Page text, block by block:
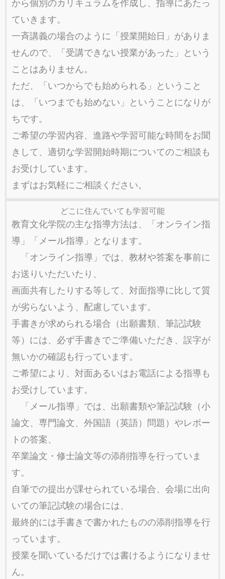
から個別のカリキュラムを作成し、指導にあたっ
ていきます。
一斉講義の場合のように「授業開始日」がありま
せんので、「受講できない授業があった」という
ことはありません。
ただ、「いつからでも始められる」ということ
は、「いつまでも始めない」ということになりが
ちです。
ご希望の学習内容、進路や学習可能な時間をお聞
きして、適切な学習開始時期についてのご相談も
お受けしています。
まずはお気軽にご相談ください。
どこに住んでいても学習可能
教育文化学院の主な指導方法は、「オンライン指
導」「メール指導」となります。
「オンライン指導」では、教材や答案を事前に
お送りいただいたり、
画面共有したりする等して、対面指導に比して質
が劣らないよう、配慮しています。
手書きが求められる場合（出願書類、筆記試験
等）には、必ず手書きでご準備いただき、誤字が
無いかの確認も行っています。
ご希望により、対面あるいはお電話による指導も
お受けしています。
「メール指導」では、出願書類や筆記試験（小
論文、専門論文、外国語（英語）問題）やレポー
トの答案、
卒業論文・修士論文等の添削指導を行っていま
す。
自筆での提出が課せられている場合、会場に出向
いての筆記試験の場合には、
最終的には手書きで書かれたものの添削指導を行
っています。
授業を聞いているだけでは書けるようになりませ
ん。